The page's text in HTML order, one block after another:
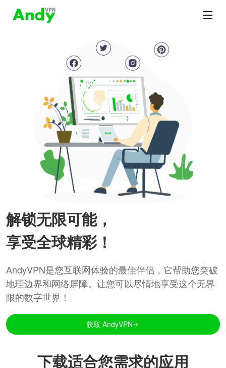
解锁无限可能，
享受全球精彩！
AndyVPN是您互联网体验的最佳伴侣，它帮助您突破
地理边界和网络屏障。让您可以尽情地享受这个无界
限的数字世界！
获取 AndyVPN
下载适合您需求的应用